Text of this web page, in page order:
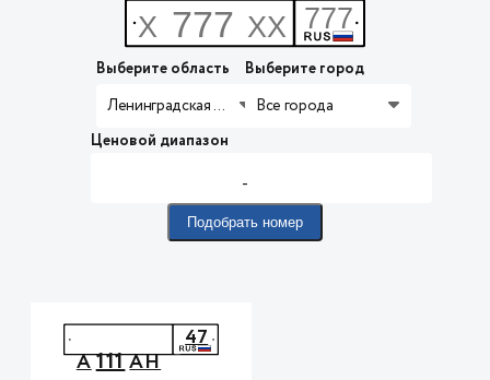
Выберите область
Ленинградская обл.
Выберите город
Все города
Ценовой диапазон
-
Подобрать номер
А111АН
47